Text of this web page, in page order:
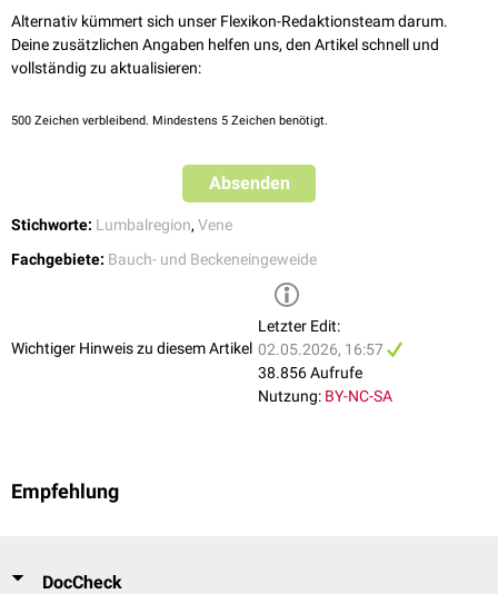
Die Vena lumbalis ascendens sinistra mündet mit der Vena subcostalis
sinistra in die Vena hemiazygos, die wiederum in die Vena azygos
Alternativ kümmert sich unser Flexikon-Redaktionsteam darum.
Deine zusätzlichen Angaben helfen uns, den Artikel schnell und
vollständig zu aktualisieren:
500 Zeichen verbleibend. Mindestens 5 Zeichen benötigt.
Absenden
Stichworte: Lumbalregion, Vene
Fachgebiete: Bauch- und Beckeneingeweide
Wichtiger Hinweis zu diesem Artikel
Letzter Edit:
02.05.2026, 16:57
38.856 Aufrufe
Nutzung: BY-NC-SA
Empfehlung
DocCheck